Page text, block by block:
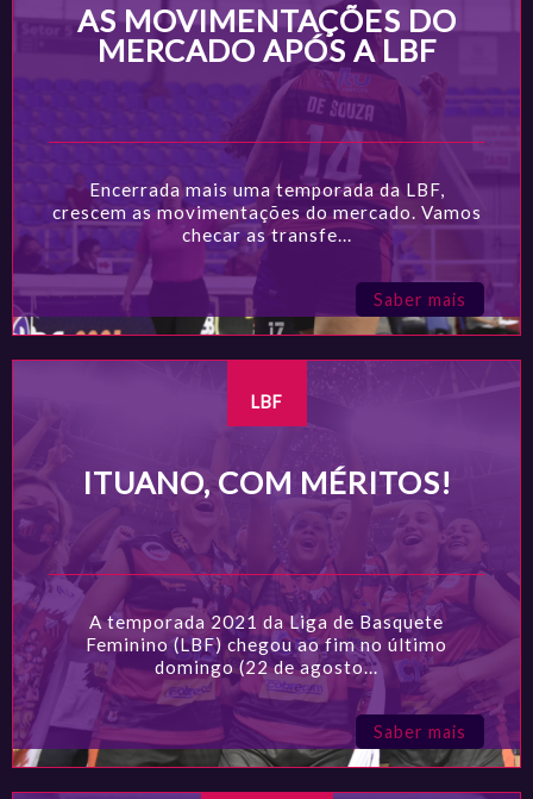
AS MOVIMENTAÇÕES DO
MERCADO APÓS A LBF
Encerrada mais uma temporada da LBF,
crescem as movimentações do mercado. Vamos
checar as transfe...
Saber mais
LBF
ITUANO, COM MÉRITOS!
A temporada 2021 da Liga de Basquete
Feminino (LBF) chegou ao fim no último
domingo (22 de agosto...
Saber mais